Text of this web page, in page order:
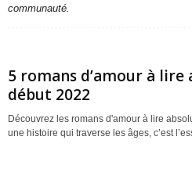
communauté.
5 romans d’amour à lire
début 2022
Découvrez les romans d'amour à lire
une histoire qui traverse les âges, c’est